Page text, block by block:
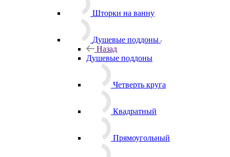
Шторки на ванну
Душевые поддоны
Назад
Душевые поддоны
Четверть круга
Квадратный
Прямоугольный